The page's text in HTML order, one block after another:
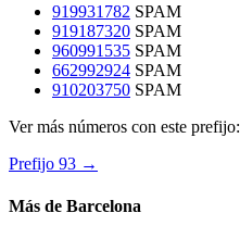
919931782 SPAM
919187320 SPAM
960991535 SPAM
662992924 SPAM
910203750 SPAM
Ver más números con este prefijo:
Prefijo 93 →
Más de Barcelona